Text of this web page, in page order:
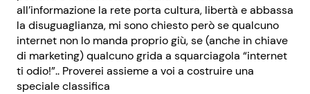
all’informazione la rete porta cultura, libertà e abbassa
la disuguaglianza, mi sono chiesto però se qualcuno
internet non lo manda proprio giù, se (anche in chiave
di marketing) qualcuno grida a squarciagola “internet
ti odio!”.. Proverei assieme a voi a costruire una
speciale classifica